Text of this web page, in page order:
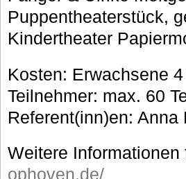
Puppentheaterstück,
Kindertheater
Kosten: Erwachsene
Teilnehmer: max. 60
Referent(inn)en: Anna
Weitere
ophoven.de/